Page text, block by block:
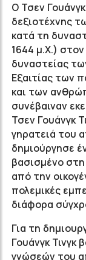
Ο Τσεν
δεξιοτέχνης
κατά τη
1644 μ.Χ.)
δυναστείας
Εξαιτίας των
και των
συνέβαιναν
Τσεν Γουάνγκ
γηρατειά του
δημιούργησε
βασισμένο
από την
πολεμικές
διάφορα
Για τη
Γουάνγκ
γνώσεών του